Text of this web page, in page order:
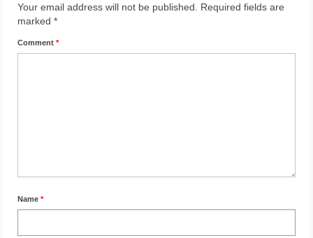
Par Mums
Your email address will not be published.
Required fields are
marked *
Comment *
Name *